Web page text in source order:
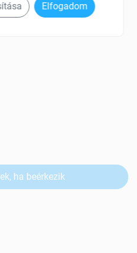
ha beérkezik
Elfogadom